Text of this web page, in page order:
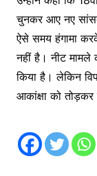
चुनकर आए नए सांसद
ऐसे समय हंगामा
नहीं है। नीट मामले
किया है। लेकिन
आकांक्षा को तोड़कर